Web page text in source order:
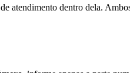
dentro dela.